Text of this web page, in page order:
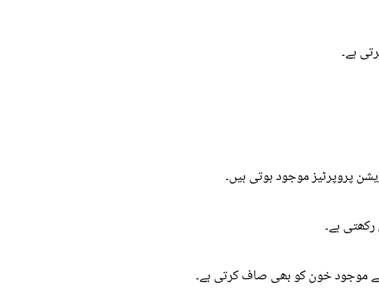
ہے۔
پروپرٹیز موجود ہوتی ہیں۔
ہے۔
موجود خون کو بھی صاف کرتی ہے۔